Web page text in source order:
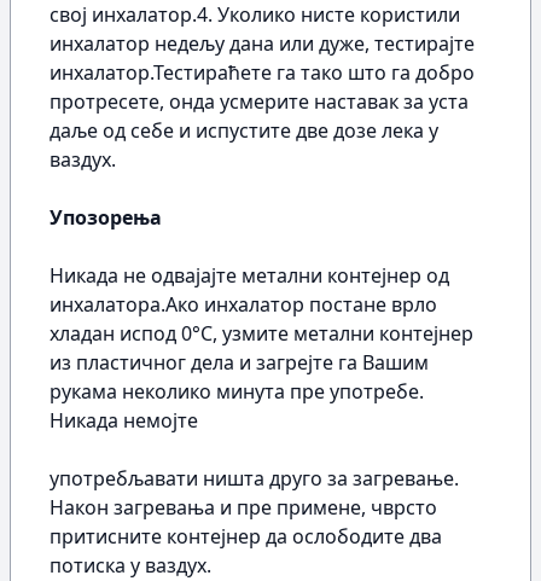
свој инхалатор.4. Уколико нисте користили
инхалатор недељу дана или дуже, тестирајте
инхалатор.Тестираћете га тако што га добро
протресете, онда усмерите наставак за уста
даље од себе и испустите две дозе лека у
ваздух.
Упозорења
Никада не одвајајте метални контејнер од
инхалатора.Ако инхалатор постане врло
хладан испод 0°C, узмите метални контејнер
из пластичног дела и загрејте га Вашим
рукама неколико минута пре употребе.
Никада немојте
употребљавати ништа друго за загревање.
Након загревања и пре примене, чврсто
притисните контејнер да ослободите два
потиска у ваздух.